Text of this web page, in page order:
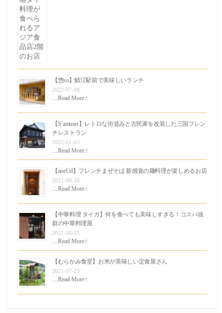
【惣so】鯖江駅前で美味しいランチ
2022-07-08
Read More☝︎
【S’amuser】レトロな街並みと古民家を改装した三国フレン
チレストラン
2022-01-03
Read More☝︎
【noeUd】フレンチまぜそば 新感覚の麺料理が楽しめるお店
2021-09-20
Read More☝︎
【中華料理 タイガ】何を食べても美味しすぎる！コスパ抜
群の中華料理屋
2021-08-25
Read More☝︎
【むらかみ食堂】お米が美味しい定食屋さん
2021-07-23
Read More☝︎